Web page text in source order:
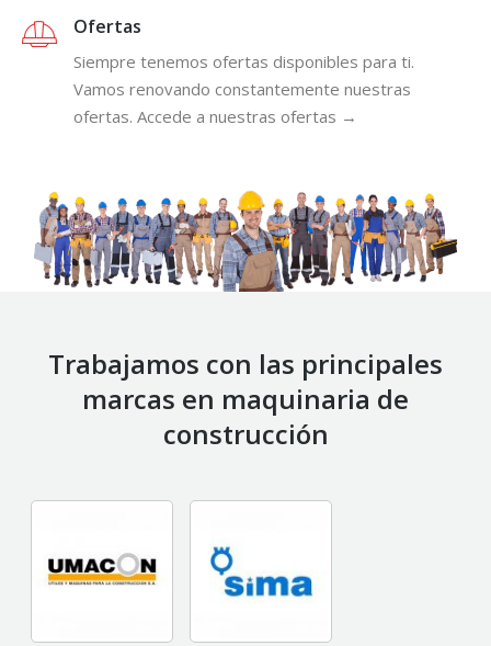
Ofertas
Siempre tenemos ofertas disponibles para ti.
Vamos renovando constantemente nuestras
ofertas. Accede a nuestras ofertas →
Trabajamos con las principales
marcas en maquinaria de
construcción